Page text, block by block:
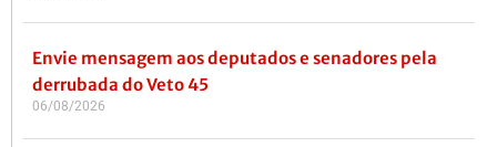
Envie mensagem aos deputados e senadores pela
derrubada do Veto 45
06/08/2026